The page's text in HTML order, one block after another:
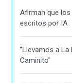
Afirman que
escritos por IA
"Llevamos a La
Caminito"